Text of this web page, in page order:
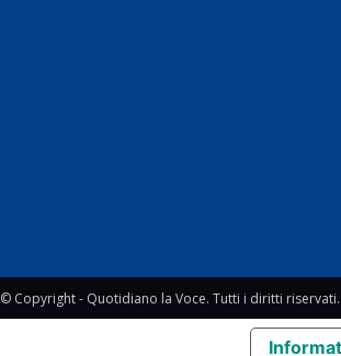
© Copyright - Quotidiano la Voce. Tutti i diritti riservati.